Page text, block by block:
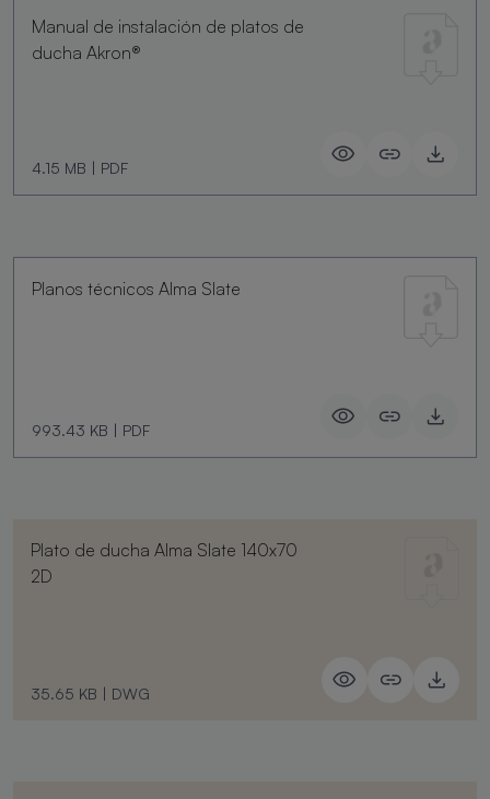
Manual de instalación de platos de
ducha Akron®
4.15 MB | PDF
Planos técnicos Alma Slate
993.43 KB | PDF
Plato de ducha Alma Slate 140x70
2D
35.65 KB | DWG